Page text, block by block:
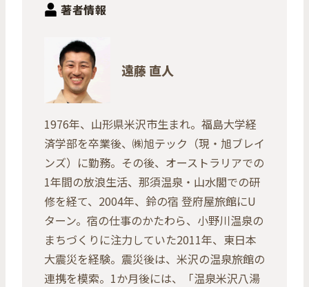
著者情報
遠藤 直人
1976年、山形県米沢市生まれ。福島大学経
済学部を卒業後、㈱旭テック（現・旭ブレイ
ンズ）に勤務。その後、オーストラリアでの
1年間の放浪生活、那須温泉・山水閣での研
修を経て、2004年、鈴の宿 登府屋旅館にU
ターン。宿の仕事のかたわら、小野川温泉の
まちづくりに注力していた2011年、東日本
大震災を経験。震災後は、米沢の温泉旅館の
連携を模索。1か月後には、「温泉米沢八湯